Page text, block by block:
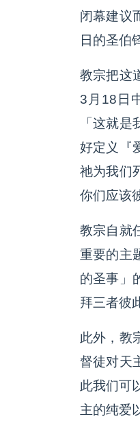
闭幕建议
日的圣伯
教宗把这
3月18日
「这就
好定义『
祂为我们
你们应该
教宗自就
重要的主
的圣事」
拜三者彼
此外，教
督徒对天
此我们可
主的纯爱